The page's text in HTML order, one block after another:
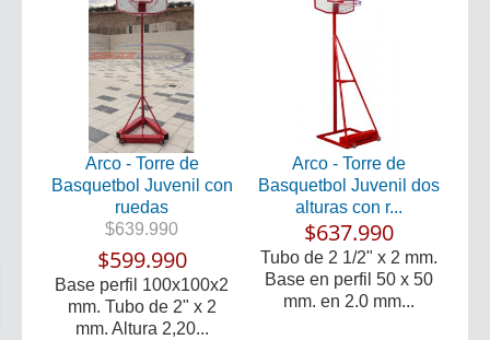
Arco - Torre de
Basquetbol Juvenil con
ruedas
$639.990
$599.990
Base perfil 100x100x2
mm. Tubo de 2" x 2
mm. Altura 2,20...
Arco - Torre de
Basquetbol Juvenil dos
alturas con r...
$637.990
Tubo de 2 1/2" x 2 mm.
Base en perfil 50 x 50
mm. en 2.0 mm...